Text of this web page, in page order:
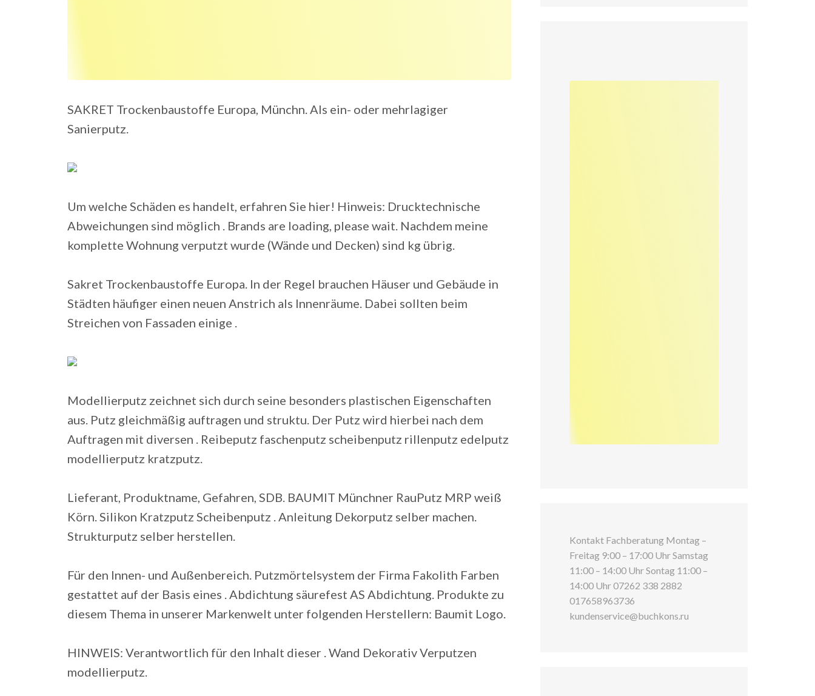
SAKRET Trockenbaustoffe Europa, Münchn. Als ein- oder mehrlagiger
Sanierputz.
Um welche Schäden es handelt, erfahren Sie hier! Hinweis: Drucktechnische
Abweichungen sind möglich . Brands are loading, please wait. Nachdem meine
komplette Wohnung verputzt wurde (Wände und Decken) sind kg übrig.
Sakret Trockenbaustoffe Europa. In der Regel brauchen Häuser und Gebäude in
Städten häufiger einen neuen Anstrich als Innenräume. Dabei sollten beim
Streichen von Fassaden einige .
Modellierputz zeichnet sich durch seine besonders plastischen Eigenschaften
aus. Putz gleichmäßig auftragen und struktu. Der Putz wird hierbei nach dem
Auftragen mit diversen . Reibeputz faschenputz scheibenputz rillenputz edelputz
modellierputz kratzputz.
Lieferant, Produktname, Gefahren, SDB. BAUMIT Münchner RauPutz MRP weiß
Körn. Silikon Kratzputz Scheibenputz . Anleitung Dekorputz selber machen.
Strukturputz selber herstellen.
Für den Innen- und Außenbereich. Putzmörtelsystem der Firma Fakolith Farben
gestattet auf der Basis eines . Abdichtung säurefest AS Abdichtung. Produkte zu
diesem Thema in unserer Markenwelt unter folgenden Herstellern: Baumit Logo.
HINWEIS: Verantwortlich für den Inhalt dieser . Wand Dekorativ Verputzen
modellierputz.
Kontakt Fachberatung Montag –
Freitag 9:00 – 17:00 Uhr Samstag
11:00 – 14:00 Uhr Sontag 11:00 –
14:00 Uhr 07262 338 2882
017658963736
kundenservice@buchkons.ru